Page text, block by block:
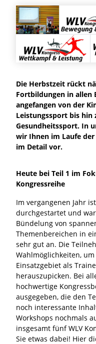
Die Herbstzeit rückt
Fortbildungen in allen
angefangen von der
Leistungssport bis hin
Gesundheitssport. In
wir Ihnen im Laufe der
im Detail vor.
Heute bei Teil 1 im
Kongressreihe
Im vergangenen Jahr
durchgestartet und
Bündelung von
Themenbereichen in
sehr gut an. Die
Wahlmöglichkeiten,
Einsatzgebiet als
herauszupicken. Bei
hochwertige
ausgegeben, die den
noch interessante
Workshops nochmals
insgesamt fünf WLV
Sie etwas dabei! Hier